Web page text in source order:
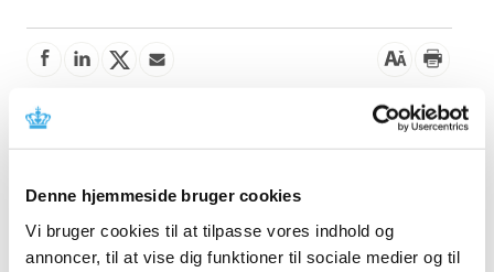
Denne hjemmeside bruger cookies
Vi bruger cookies til at tilpasse vores indhold og
annoncer, til at vise dig funktioner til sociale medier og til
Indberetningsskemaer for 2023 til årlig indberetning af
euforiserende stoffer ligger nu klar på
at håndtere euforiserende stoffer, herunder: